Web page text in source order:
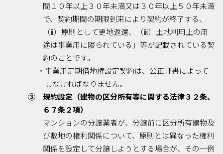
間１０年以上３０年未満又は３０年以上５０年未満
で、契約期間の期限到来により契約が終了する、
（ⅱ）原則として更地返還、（ⅲ）土地利用上の用
途は事業用に限られている」等が記載されている契
約のことです。
・事業用定期借地権設定契約は、公正証書によって
しなければなりません。
③ 規約設定（建物の区分所有等に関する法律３２条、
６７条２項）
マンションの分譲業者が、分譲前に区分所有建物及
び敷地の権利関係について、原則とは異なった権利
関係を設定して分譲しようとする場合が、その一例